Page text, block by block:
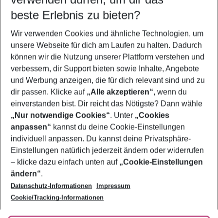
5-8 Nächte
2 Erwachsene Keine Kinder
Mehr Filter anzeigen
Footer
Footer navigation
Über uns
AGB
Bestpreisgarantie
Cookie-Einstellungen ändern
Cookie-Richtlinie
Agenturbetreuung
Barrierefreies Reisen
Folge uns
beste Erlebnis zu bieten?
Wir verwenden Cookies und ähnliche Technologien, um
unsere Webseite für dich am Laufen zu halten. Dadurch
können wir die Nutzung unserer Plattform verstehen und
verbessern, dir Support bieten sowie Inhalte, Angebote
und Werbung anzeigen, die für dich relevant sind und zu
dir passen. Klicke auf „Alle akzeptieren“, wenn du
einverstanden bist. Dir reicht das Nötigste? Dann wähle
„Nur notwendige Cookies“. Unter „Cookies
anpassen“ kannst du deine Cookie-Einstellungen
individuell anpassen. Du kannst deine Privatsphäre-
Einstellungen natürlich jederzeit ändern oder widerrufen
– klicke dazu einfach unten auf „Cookie-Einstellungen
ändern“.
Datenschutz-Informationen
Impressum
Cookie/Tracking-Informationen